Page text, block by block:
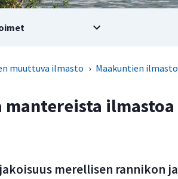
muuttuva ilmasto › Maakuntien ilmasto
mantereista ilmastoa
merellisen rannikon ja